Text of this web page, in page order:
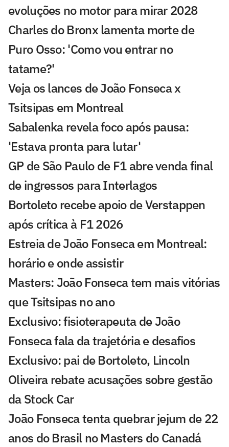
evoluções no motor para mirar 2028
Charles do Bronx lamenta morte de
Puro Osso: 'Como vou entrar no
tatame?'
Veja os lances de João Fonseca x
Tsitsipas em Montreal
Sabalenka revela foco após pausa:
'Estava pronta para lutar'
GP de São Paulo de F1 abre venda final
de ingressos para Interlagos
Bortoleto recebe apoio de Verstappen
após crítica à F1 2026
Estreia de João Fonseca em Montreal:
horário e onde assistir
Masters: João Fonseca tem mais vitórias
que Tsitsipas no ano
Exclusivo: fisioterapeuta de João
Fonseca fala da trajetória e desafios
Exclusivo: pai de Bortoleto, Lincoln
Oliveira rebate acusações sobre gestão
da Stock Car
João Fonseca tenta quebrar jejum de 22
anos do Brasil no Masters do Canadá